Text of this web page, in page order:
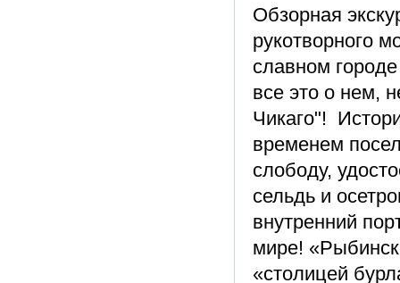
Обзорная
рукотворного
славном
все это о нем,
Чикаго"!
временем
слободу,
сельдь и
внутренний
мире!
«столицей